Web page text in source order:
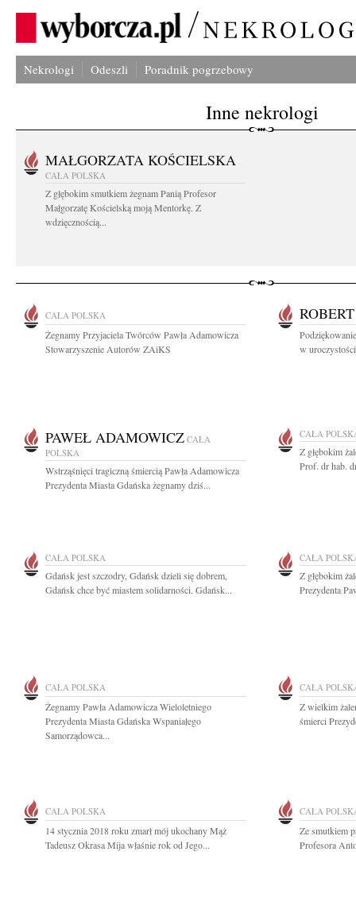
Nekrologi Odeszli Poradnik pogrzebowy
Inne nekrologi
MAŁGORZATA KOŚCIELSKA
CAŁA POLSKA
Z głębokim smutkiem żegnam Panią Profesor
Małgorzatę Kościelską moją Mentorkę. Z
wdzięcznością...
CAŁA POLSKA
Żegnamy Przyjaciela Twórców Pawła Adamowicza
Stowarzyszenie Autorów ZAiKS
w
PAWEŁ ADAMOWICZ CAŁA
POLSKA
Wstrząśnięci tragiczną śmiercią Pawła Adamowicza
Prezydenta Miasta Gdańska żegnamy dziś...
CAŁA
Z głębokim
Prof. dr hab.
CAŁA POLSKA
Gdańsk jest szczodry, Gdańsk dzieli się dobrem,
Gdańsk chce być miastem solidarności. Gdańsk...
CAŁA
Z głębokim
Prezydenta
CAŁA POLSKA
Żegnamy Pawła Adamowicza Wieloletniego
Prezydenta Miasta Gdańska Wspaniałego
Samorządowca...
CAŁA
Z wielkim
śmierci
CAŁA POLSKA
14 stycznia 2018 roku zmarł mój ukochany Mąż
Tadeusz Okrasa Mija właśnie rok od Jego...
CAŁA
Ze smutkiem
Profesora